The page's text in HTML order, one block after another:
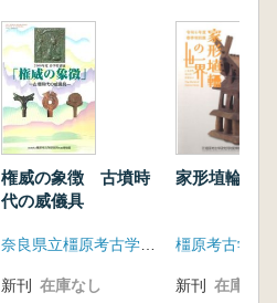
権威の象徴 古墳時
代の威儀具
新刊 在庫なし
家形埴輪の
新刊 在庫なし